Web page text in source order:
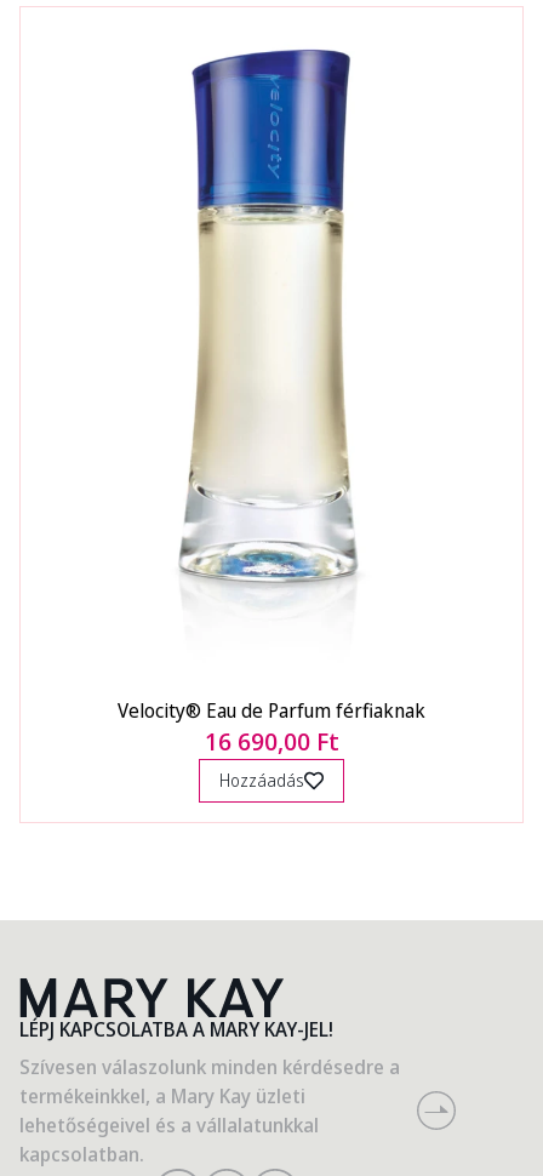
Velocity® Eau de Parfum férfiaknak
16 690,00 Ft
Hozzáadás
LÉPJ KAPCSOLATBA A MARY KAY-JEL!
Szívesen válaszolunk minden kérdésedre a
termékeinkkel, a Mary Kay üzleti
lehetőségeivel és a vállalatunkkal
kapcsolatban.